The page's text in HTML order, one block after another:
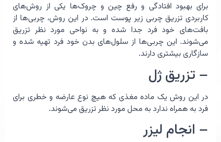
برای بهبود افتادگی و رفع چین و چروک‌ها یکی از روش‌های
کاربردی تزریق چربی زیر پوست است. در این روش، چربی‌ها از
بافت‌های خود فرد جدا شده و به نواحی مورد نظر تزریق
می‌شوند. این چربی‌ها از سلول‌های بدن خود فرد تهیه شده و
سازگاری بیشتری دارند.
– تزریق ژل
در این روش یک ماده مغذی که هیچ نوع عارضه و خطری برای
فرد به همراه ندارد به محل مورد نظر تزریق می‌شوند.
– انجام لیزر